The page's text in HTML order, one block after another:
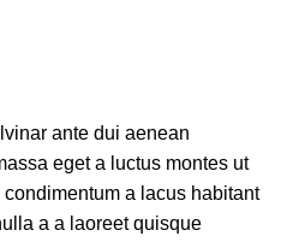
ante dui aenean
eget a luctus montes ut
a lacus habitant
a a laoreet quisque